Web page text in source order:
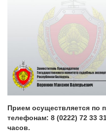
Прием осуществляется по
телефонам: 8 (0222) 72 33
часов.